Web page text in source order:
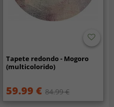
Tapete redondo - Mogoro
(multicolorido)
59.99 € 84.99 €